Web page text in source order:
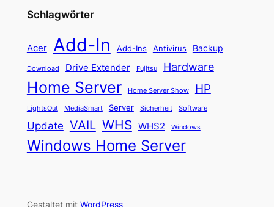
Schlagwörter
Acer Add-In Add-Ins Antivirus Backup
Download Drive Extender Fujitsu Hardware
Home Server Home Server Show HP
LightsOut MediaSmart Server Sicherheit Software
Update VAIL WHS WHS2 Windows
Windows Home Server
Gestaltet mit WordPress